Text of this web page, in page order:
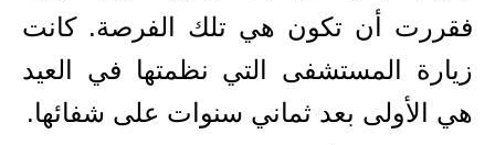
فقررت أن تكون هي تلك الفرصة. كانت
زيارة المستشفى التي نظمتها في العيد
هي الأولى بعد ثماني سنوات على شفائها.